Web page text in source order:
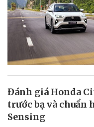
Đánh giá Honda
trước bạ và chuẩn
Sensing